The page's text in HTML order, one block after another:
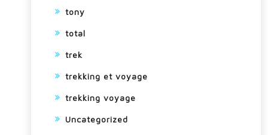
tony
total
trek
trekking et voyage
trekking voyage
Uncategorized